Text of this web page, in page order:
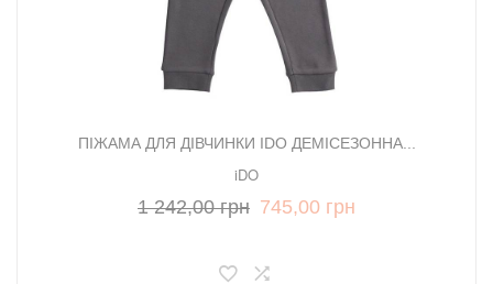
ПІЖАМА ДЛЯ ДІВЧИНКИ IDO ДЕМІСЕЗОННА...
iDO
1 242,00 грн 745,00 грн